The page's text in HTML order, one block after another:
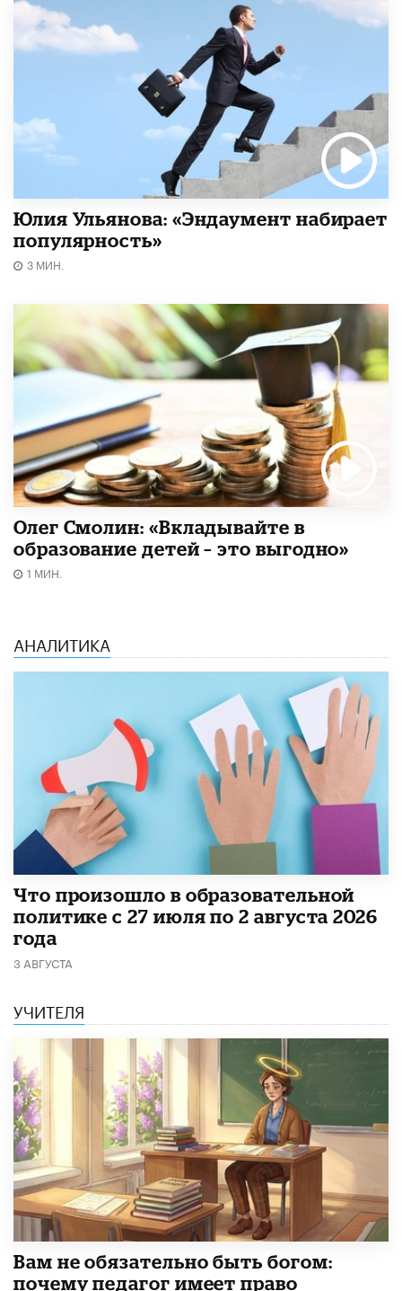
Юлия Ульянова: «Эндаумент набирает
популярность»
3 МИН.
Олег Смолин: «Вкладывайте в
образование детей – это выгодно»
1 МИН.
АНАЛИТИКА
​Что произошло в образовательной
политике с 27 июля по 2 августа 2026
года
3 АВГУСТА
УЧИТЕЛЯ
​Вам не обязательно быть богом:
почему педагог имеет право